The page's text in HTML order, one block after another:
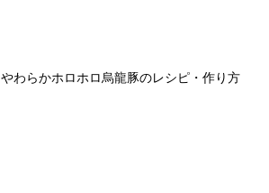
やわらかホロホロ烏龍豚のレシピ・作り方